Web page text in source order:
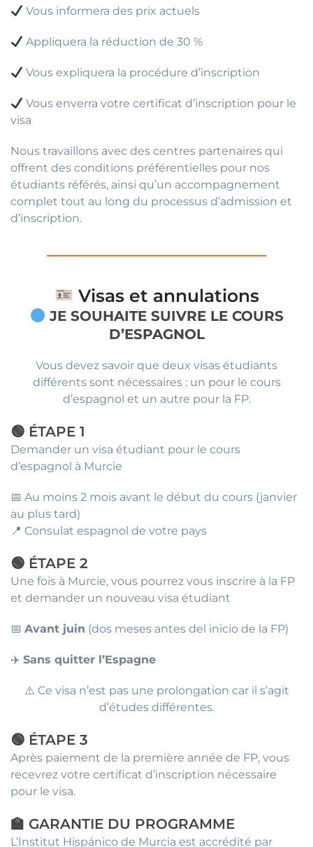
Vous informera des prix actuels
Appliquera la réduction de 30 %
Vous expliquera la procédure d’inscription
Vous enverra votre certificat d’inscription pour le
visa
Nous travaillons avec des centres partenaires qui
offrent des conditions préférentielles pour nos
étudiants référés, ainsi qu’un accompagnement
complet tout au long du processus d’admission et
d’inscription.
Visas et annulations
JE SOUHAITE SUIVRE LE COURS
D’ESPAGNOL
Vous devez savoir que deux visas étudiants
différents sont nécessaires : un pour le cours
d’espagnol et un autre pour la FP.
🟢 ÉTAPE 1
Demander un visa étudiant pour le cours
d’espagnol à Murcie
📅 Au moins 2 mois avant le début du cours (janvier
au plus tard)
📍 Consulat espagnol de votre pays
🟢 ÉTAPE 2
Une fois à Murcie, vous pourrez vous inscrire à la FP
et demander un nouveau visa étudiant
📅 Avant juin (dos meses antes del inicio de la FP)
✈️ Sans quitter l’Espagne
⚠️ Ce visa n’est pas une prolongation car il s’agit
d’études différentes.
🟢 ÉTAPE 3
Après paiement de la première année de FP, vous
recevrez votre certificat d’inscription nécessaire
pour le visa.
🏫 GARANTIE DU PROGRAMME
L’Institut Hispánico de Murcia est accrédité par